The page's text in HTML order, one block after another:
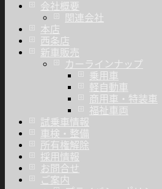
会社概要
関連会社
本店
西条店
新車販売
カーラインナップ
乗用車
軽自動車
商用車・特装車
福祉車両
試乗車情報
車検・整備
所有権解除
採用情報
お問合せ
ご案内